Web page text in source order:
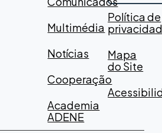
Multimédia
Notícias
Cooperação
Academia
ADENE
Política de
Mapa
do Site